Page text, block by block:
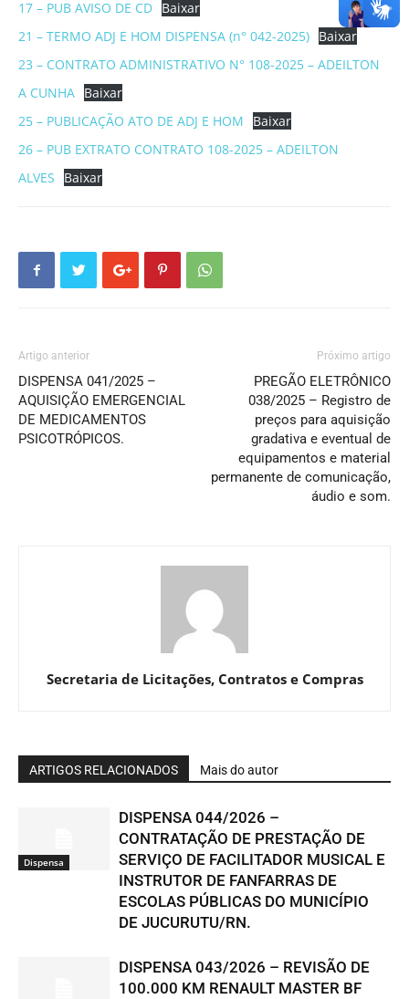
17 – PUB AVISO DE CD Baixar
21 – TERMO ADJ E HOM DISPENSA (n° 042-2025) Baixar
23 – CONTRATO ADMINISTRATIVO N° 108-2025 – ADEILTON
A CUNHA Baixar
25 – PUBLICAÇÃO ATO DE ADJ E HOM
Baixar
26 – PUB EXTRATO CONTRATO 108-2025 – ADEILTON
ALVES
Baixar
Artigo anterior
DISPENSA 041/2025 –
AQUISIÇÃO EMERGENCIAL
DE MEDICAMENTOS
PSICOTRÓPICOS.
Próximo artigo
PREGÃO ELETRÔNICO
038/2025 – Registro de
preços para aquisição
gradativa e eventual de
equipamentos e material
permanente de comunicação,
áudio e som.
Secretaria de Licitações, Contratos e Compras
ARTIGOS RELACIONADOS Mais do autor
Dispensa
DISPENSA 044/2026 –
CONTRATAÇÃO DE PRESTAÇÃO DE
SERVIÇO DE FACILITADOR MUSICAL E
INSTRUTOR DE FANFARRAS DE
ESCOLAS PÚBLICAS DO MUNICÍPIO
DE JUCURUTU/RN.
DISPENSA 043/2026 – REVISÃO DE
100.000 KM RENAULT MASTER BF